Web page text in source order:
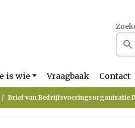
is wie Vraagbaak Contact
Brief van Bedrijfsvoeringsorganisatie Doelgroepenvervoer Regio Arnhem Nijmegen over